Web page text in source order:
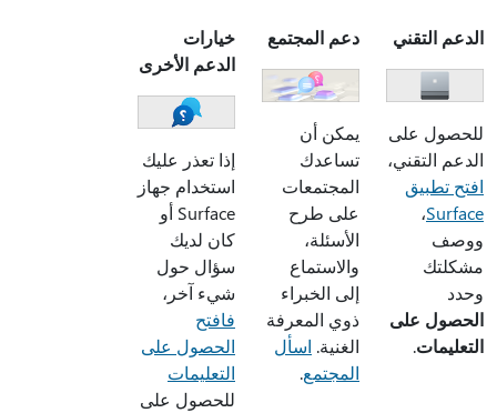
الدعم التقني
للحصول على
الدعم التقني،
افتح تطبيق
Surface،
ووصف
مشكلتك
وحدد
الحصول على
التعليمات.
دعم المجتمع
يمكن أن
تساعدك
المجتمعات
على طرح
الأسئلة،
والاستماع
إلى الخبراء
ذوي المعرفة
الغنية. اسأل
المجتمع.
خيارات
الدعم الأخرى
إذا تعذر عليك
استخدام جهاز
Surface أو
كان لديك
سؤال حول
شيء آخر،
فافتح
الحصول على
التعليمات
للحصول على